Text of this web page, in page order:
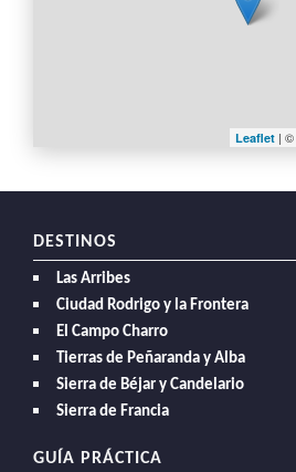
Leaflet | ©
DESTINOS
Las Arribes
Ciudad Rodrigo y la Frontera
El Campo Charro
Tierras de Peñaranda y Alba
Sierra de Béjar y Candelario
Sierra de Francia
GUÍA PRÁCTICA